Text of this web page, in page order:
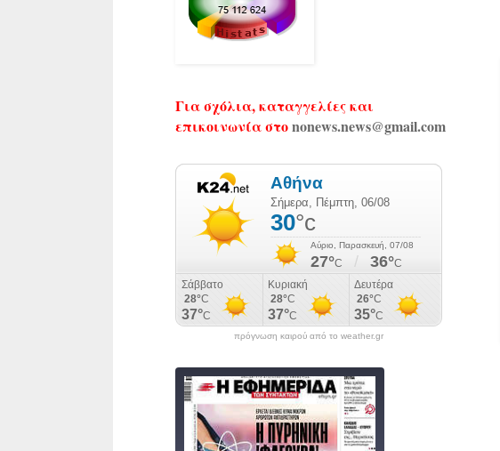
Για σχόλια, καταγγελίες και
επικοινωνία στοnonews.news@gmail.com
πρόγνωση καιρού από το weather.gr